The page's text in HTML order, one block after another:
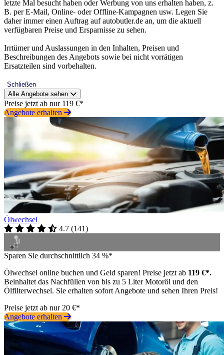
letzte Mal besucht haben oder Werbung von uns erhalten haben, z.
B. per E-Mail, Online- oder Offline-Kampagnen usw. Legen Sie
daher immer einen Auftrag auf autobutler.de an, um die aktuell
verfügbaren Preise und Ersparnisse zu sehen.
Irrtümer und Auslassungen in den Inhalten, Preisen und
Beschreibungen des Angebots sowie bei nicht vorrätigen
Ersatzteilen sind vorbehalten.
Schließen
Alle Angebote sehen
Preise jetzt ab nur 119 €*
Angebote erhalten
Ölwechsel
4.7 (141)
Sparen Sie durchschnittlich 34 %*
Ölwechsel online buchen und Geld sparen! Preise jetzt ab 119 €*.
Beinhaltet das Nachfüllen von bis zu 5 Liter Motoröl und den
Ölfilterwechsel. Sie erhalten sofort Angebote und sehen Ihren Preis!
Preise jetzt ab nur 20 €*
Angebote erhalten